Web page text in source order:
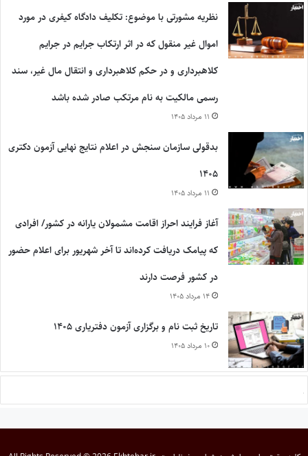
نظریه مشورتی با موضوع: تکلیف دادگاه کیفری در مورد
اموال غیر منقول که در اثر ارتکاب جرایم در جرایم
کلاهبرداری و در حکم کلاهبرداری و انتقال مال غیر، سند
رسمی مالکیت به نام مرتکب صادر شده باشد
۱۱ مرداد ۱۴۰۵
بدقولی سازمان سنجش در اعلام نتایج نهایی آزمون دکتری
۱۴۰۵
۱۱ مرداد ۱۴۰۵
آغاز فرایند احراز اقامت مشمولان یارانه در کشور/ افرادی
که پیامک دریافت کرده‌اند تا آخر شهریور برای اعلام حضور
در کشور فرصت دارند
۱۴ مرداد ۱۴۰۵
تاریخ ثبت نام و برگزاری آزمون دفتریاری ۱۴۰۵
۱۰ مرداد ۱۴۰۵